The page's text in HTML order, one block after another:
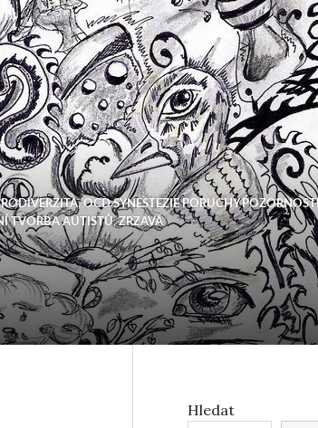
,OCD SYNESTEZIE PORUCHY POZORNOSTI
TVORBA AUTISTŮ,ZRZAVÁ
Hledat